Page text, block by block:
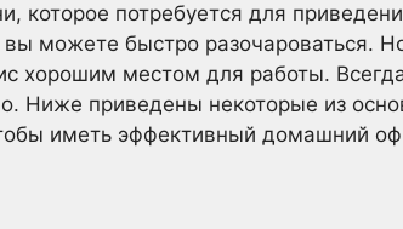
которое потребуется для
можете быстро разочароваться.
хорошим местом для работы.
Ниже приведены некоторые из
иметь эффективный домашний